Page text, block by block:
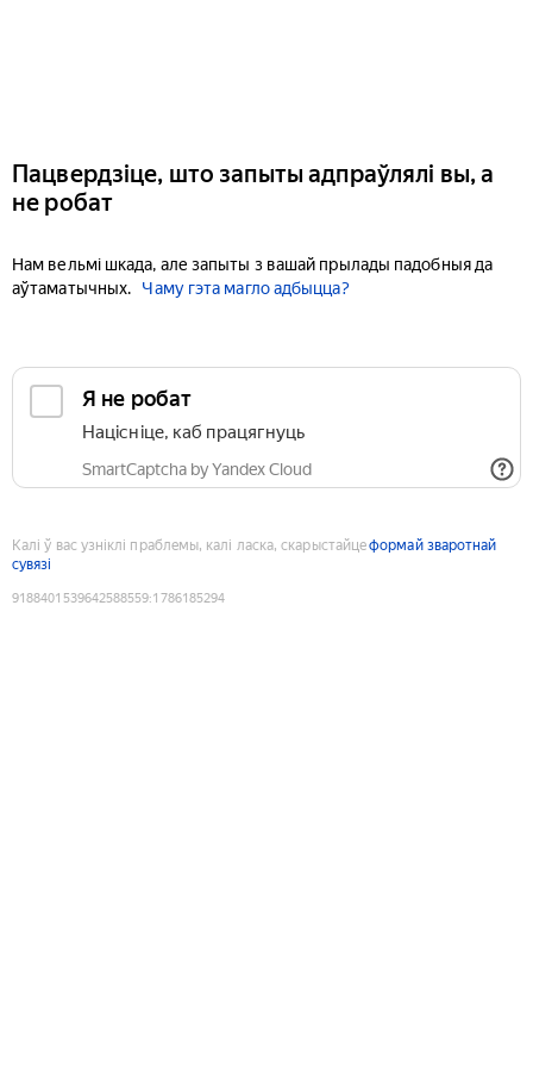
Пацвердзіце, што запыты адпраўлялі вы, а
не робат
Нам вельмі шкада, але запыты з вашай прылады падобныя да
аўтаматычных.
Чаму гэта магло адбыцца?
Я не робат
Націсніце, каб працягнуць
SmartCaptcha by Yandex Cloud
Калі ў вас узніклі праблемы, калі ласка, скарыстайцеформай зваротнай
сувязі
9188401539642588559:1786185294